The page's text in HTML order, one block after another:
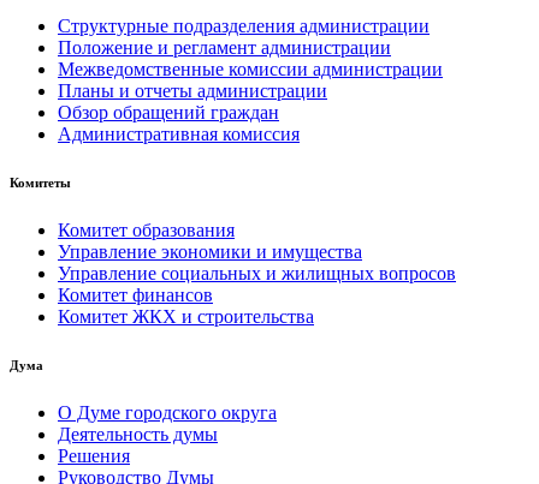
Структурные подразделения администрации
Положение и регламент администрации
Межведомственные комиссии администрации
Планы и отчеты администрации
Обзор обращений граждан
Административная комиссия
Комитеты
Комитет образования
Управление экономики и имущества
Управление социальных и жилищных вопросов
Комитет финансов
Комитет ЖКХ и строительства
Дума
О Думе городского округа
Деятельность думы
Решения
Руководство Думы